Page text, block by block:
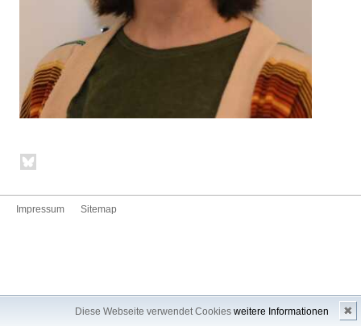
Diese Webseite verwendet Cookies weitere Informationen ✖
Impressum Sitemap